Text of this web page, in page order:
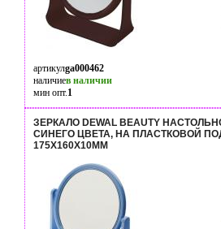
артикулga000462
наличиев наличии
мин опт.1
ЗЕРКАЛО DEWAL BEAUTY
СИНЕГО ЦВЕТА, НА ПЛАСТКОВОЙ
175X160Х10ММ